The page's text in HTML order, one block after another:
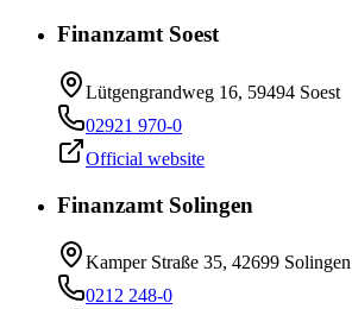
Finanzamt Soest
Lütgengrandweg 16, 59494 Soest
02921 970-0
Official website
Finanzamt Solingen
Kamper Straße 35, 42699 Solingen
0212 248-0